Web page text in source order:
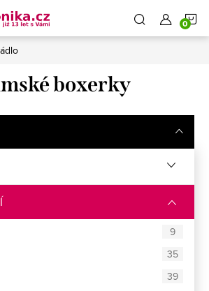
boxerky
9
35
39